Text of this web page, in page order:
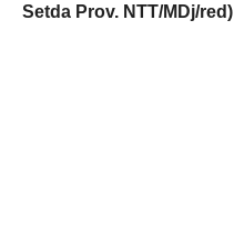
Setda Prov. NTT/MDj/red)